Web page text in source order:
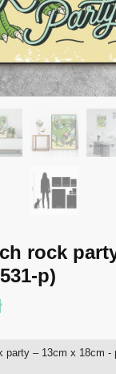
rock
p)
Zakres
od
party – 13cm x 18cm -